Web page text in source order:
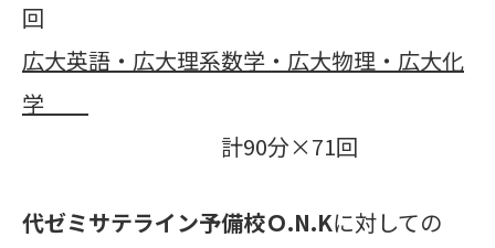
回
広大英語・広大理系数学・広大物理・広大化
学
計90分×71回
代ゼミサテライン予備校Ｏ.N.Kに対しての